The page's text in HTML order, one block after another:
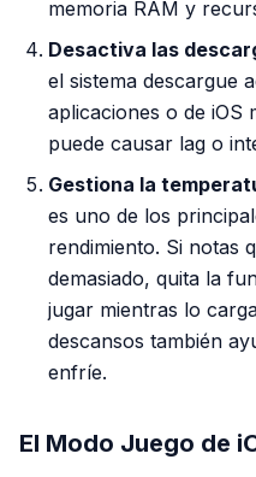
memoria RAM y
Desactiva las
el sistema descargue
aplicaciones o de iOS
puede causar lag o
Gestiona la
es uno de los
rendimiento. Si notas
demasiado, quita la
jugar mientras lo
descansos también
enfríe.
El Modo Juego de